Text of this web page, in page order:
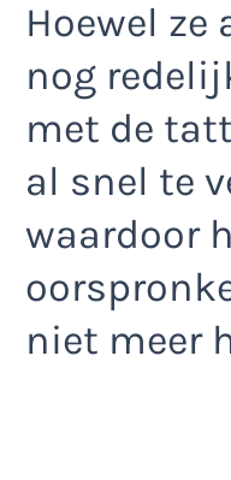
Hoewel
nog
met de
al snel te
waardoor
niet meer